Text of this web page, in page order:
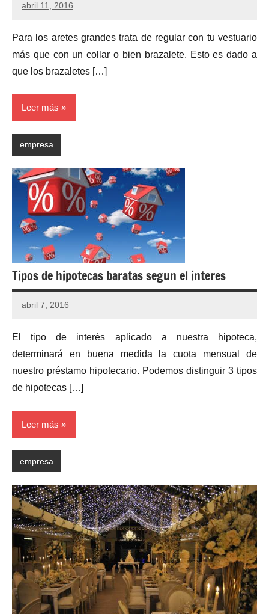
abril 11, 2016
Para los aretes grandes trata de regular con tu vestuario
más que con un collar o bien brazalete. Esto es dado a
que los brazaletes […]
Leer más
empresa
Tipos de hipotecas baratas segun el interes
abril 7, 2016
El tipo de interés aplicado a nuestra hipoteca,
determinará en buena medida la cuota mensual de
nuestro préstamo hipotecario. Podemos distinguir 3 tipos
de hipotecas […]
Leer más
empresa